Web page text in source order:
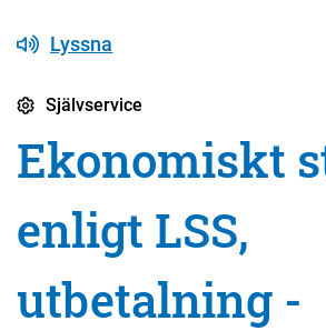
Lyssna
Självservice
Ekonomiskt
enligt LSS,
utbetalning -